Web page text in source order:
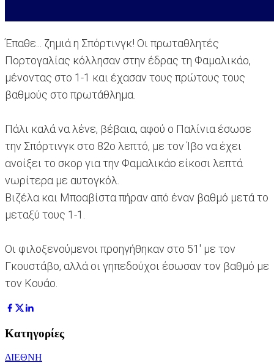
Έπαθε... ζημιά η Σπόρτινγκ! Οι πρωταθλητές
Πορτογαλίας κόλλησαν στην έδρας τη Φαμαλικάο,
μένοντας στο 1-1 και έχασαν τους πρώτους τους
βαθμούς στο πρωτάθλημα.
Πάλι καλά να λένε, βέβαια, αφού ο Παλίνια έσωσε
την Σπόρτινγκ στο 82ο λεπτό, με τον Ίβο να έχει
ανοίξει το σκορ για την Φαμαλικάο είκοσι λεπτά
νωρίτερα με αυτογκόλ.
Βιζέλα και Μποαβίστα πήραν από έναν βαθμό μετά το
μεταξύ τους 1-1.
Οι φιλοξενούμενοι προηγήθηκαν στο 51' με τον
Γκουστάβο, αλλά οι γηπεδούχοι έσωσαν τον βαθμό με
τον Κουάο.
Κατηγορίες
ΔΙΕΘΝΗ